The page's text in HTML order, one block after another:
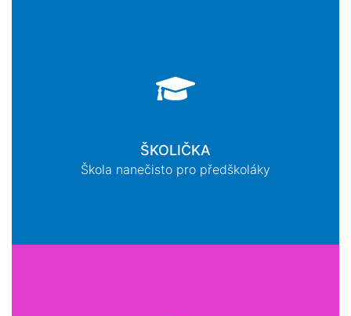
ŠKOLIČKA
Škola nanečisto pro předškoláky